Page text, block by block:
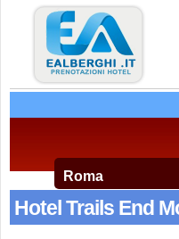
Hotel Trails End